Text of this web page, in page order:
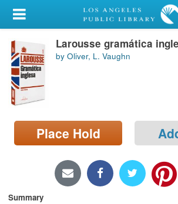
My Account
Library Card
Sign In
Search
Locations/Hours (external
page)
Larousse gramática
by Oliver, L. Vaughn
Place Hold
Summary